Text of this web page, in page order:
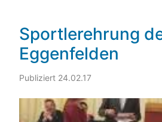
Sportlerehrung
Eggenfelden
Publiziert 24.02.17